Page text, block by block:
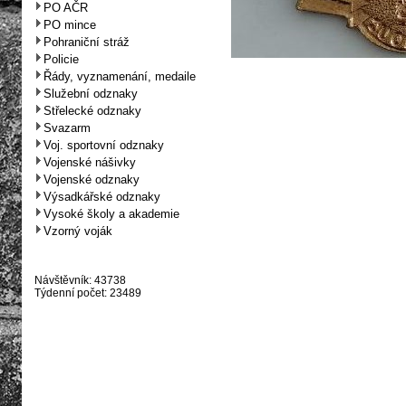
PO AČR
PO mince
Pohraniční stráž
Policie
Řády, vyznamenání, medaile
Služební odznaky
Střelecké odznaky
Svazarm
Voj. sportovní odznaky
Vojenské nášivky
Vojenské odznaky
Výsadkářské odznaky
Vysoké školy a akademie
Vzorný voják
Návštěvník: 43738
Týdenní počet: 23489